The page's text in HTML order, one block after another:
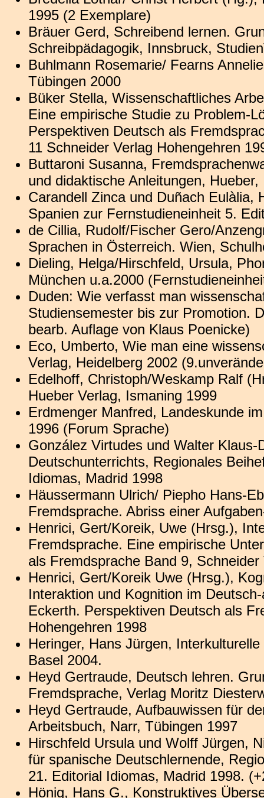
1995 (2 Exemplare)
Bräuer Gerd, Schreibend lernen.
Schreibpädagogik, Innsbruck,
Buhlmann Rosemarie/ Fearns
Tübingen 2000
Büker Stella, Wissenschaftliches
Eine empirische Studie zu Problem-
Perspektiven Deutsch als
11 Schneider Verlag Hohengehren
Buttaroni Susanna,
und didaktische Anleitungen,
Carandell Zinca und Duñach Eulàlia,
Spanien zur Fernstudieneinheit 5.
de Cillia, Rudolf/Fischer Gero/
Sprachen in Österreich. Wien,
Dieling, Helga/Hirschfeld, Ursula,
München u.a.2000
Duden: Wie verfasst man
Studiensemester bis zur Promotion.
bearb. Auflage von Klaus Poenicke)
Eco, Umberto, Wie man eine
Verlag, Heidelberg 2002
Edelhoff, Christoph/Weskamp Ralf
Hueber Verlag, Ismaning 1999
Erdmenger Manfred, Landeskunde
1996 (Forum Sprache)
González Virtudes und Walter
Deutschunterrichts, Regionales
Idiomas, Madrid 1998
Häussermann Ulrich/ Piepho Hans-
Fremdsprache. Abriss einer
Henrici, Gert/Koreik, Uwe (Hrsg.),
Fremdsprache. Eine empirische
als Fremdsprache Band 9,
Henrici, Gert/Koreik Uwe (Hrsg.),
Interaktion und Kognition im
Eckerth. Perspektiven Deutsch als
Hohengehren 1998
Heringer, Hans Jürgen,
Basel 2004.
Heyd Gertraude, Deutsch lehren.
Fremdsprache, Verlag Moritz
Heyd Gertraude, Aufbauwissen für
Arbeitsbuch, Narr, Tübingen 1997
Hirschfeld Ursula und Wolff Jürgen,
für spanische Deutschlernende,
21. Editorial Idiomas, Madrid 1998.
Hönig, Hans G., Konstruktives